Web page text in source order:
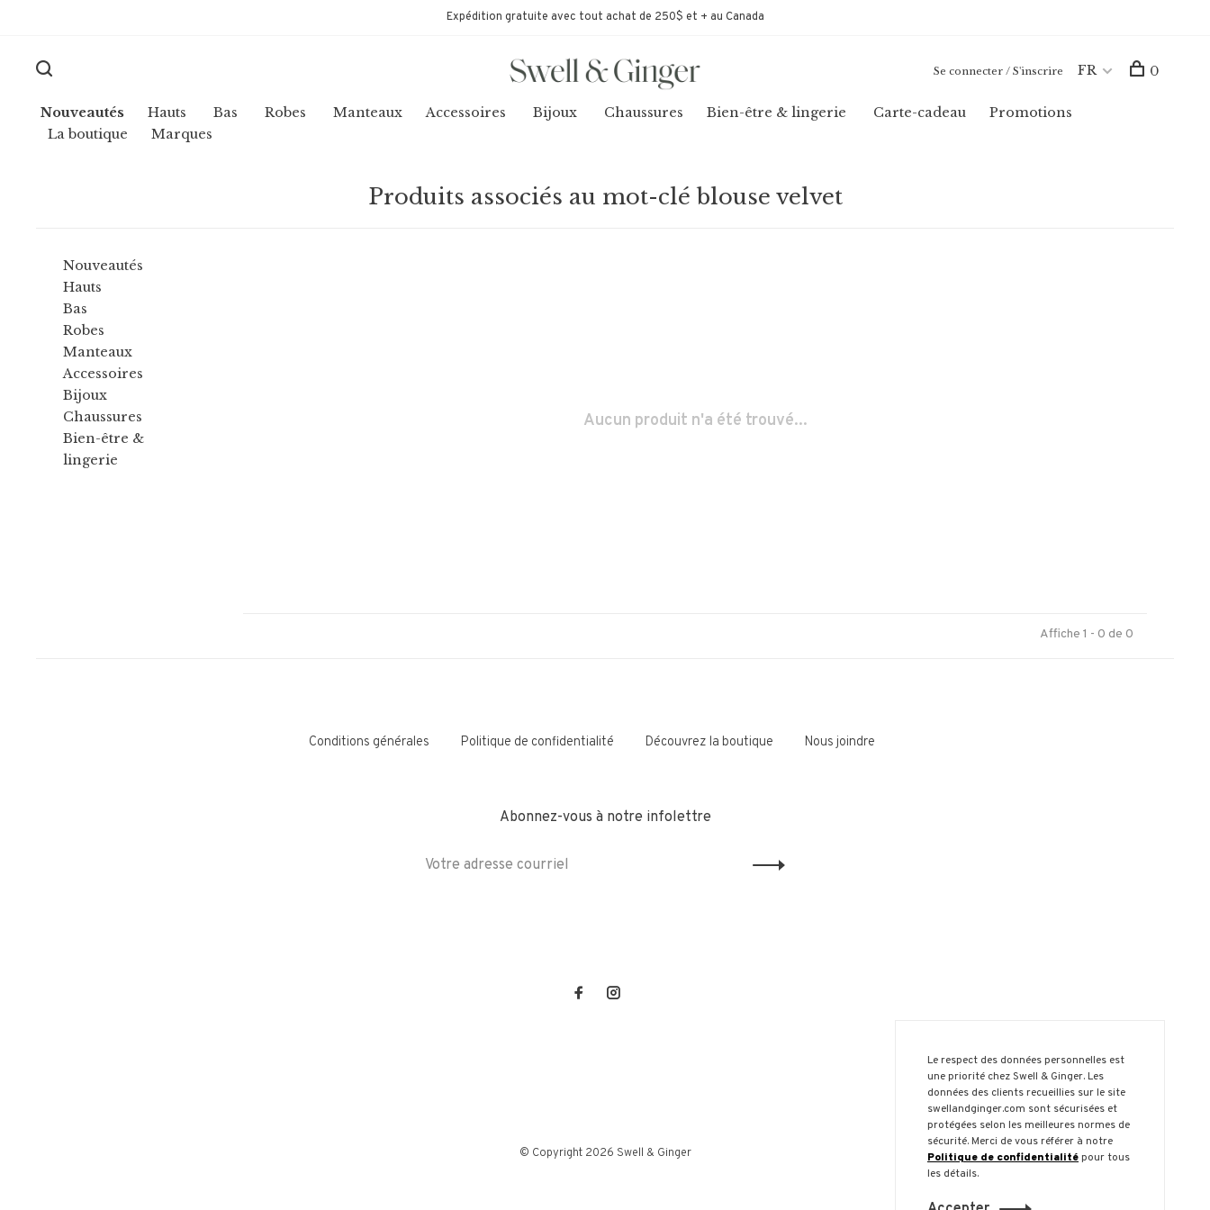
Expédition gratuite avec tout achat de 250$ et + au Canada
Nouveautés Hauts Bas Robes Manteaux Accessoires Bijoux Chaussures Bien-être & lingerie Carte-cadeau
Promotions
La boutique
Marques
Se connecter / S'inscrire FR 0
Produits associés au mot-clé blouse velvet
Nouveautés
Hauts
Bas
Robes
Manteaux
Accessoires
Bijoux
Chaussures
Bien-être &
lingerie
Aucun produit n'a été trouvé...
Affiche 1 - 0 de 0
Conditions générales Politique de confidentialité Découvrez la boutique Nous joindre
Abonnez-vous à notre infolettre
© Copyright 2026 Swell & Ginger
Le respect des données personnelles est
une priorité chez Swell & Ginger. Les
données des clients recueillies sur le site
swellandginger.com sont sécurisées et
protégées selon les meilleures normes de
sécurité. Merci de vous référer à notre
Politique de confidentialitépour tous
les détails.